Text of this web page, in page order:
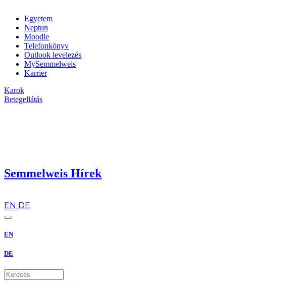
Egyetem
Neptun
Moodle
Telefonkönyv
Outlook levelezés
MySemmelweis
Karrier
Karok
Betegellátás
Semmelweis Hírek
EN DE
EN
DE